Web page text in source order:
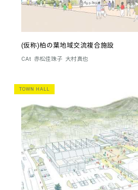
(仮称)柏の葉地域交流複合施設
CAt 赤松佳珠子 大村真也
TOWN HALL